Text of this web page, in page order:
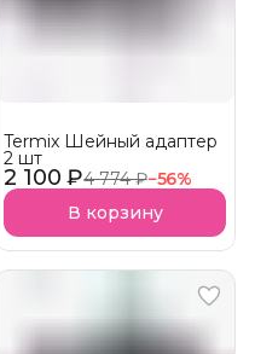
2 100 ₽4 774 ₽−56%
Termix Шейный адаптер
2 шт
В корзину